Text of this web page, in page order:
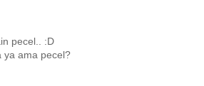
pecel.. :D
ya ama pecel?